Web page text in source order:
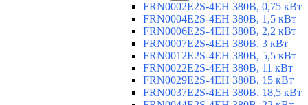
FRN0002E2S-4EH 380В, 0,75 кВт
FRN0004E2S-4EH 380В, 1,5 кВт
FRN0006E2S-4EH 380В, 2,2 кВт
FRN0007E2S-4EH 380В, 3 кВт
FRN0012E2S-4EH 380В, 5,5 кВт
FRN0022E2S-4EH 380В, 11 кВт
FRN0029E2S-4EH 380В, 15 кВт
FRN0037E2S-4EH 380В, 18,5 кВт